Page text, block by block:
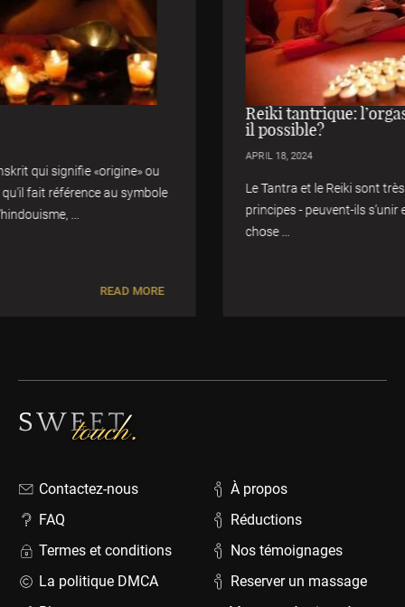
Reiki tantrique: l’orgasme immobile est-
Le Tantra et le Reiki sont très différents en tant que
principes - peuvent-ils s’unir et s’unir dans quelque
Contactez-nous
FAQ
Termes et conditions
La politique DMCA
À propos
Réductions
Nos témoignages
Reserver un massage